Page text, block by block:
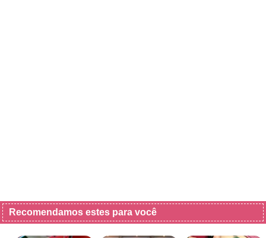
Recomendamos estes para você